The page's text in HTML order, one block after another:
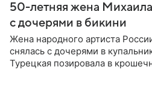
50-летняя жена
с дочерями в бикини
Жена народного артиста
снялась с дочерями в
Турецкая позировала в